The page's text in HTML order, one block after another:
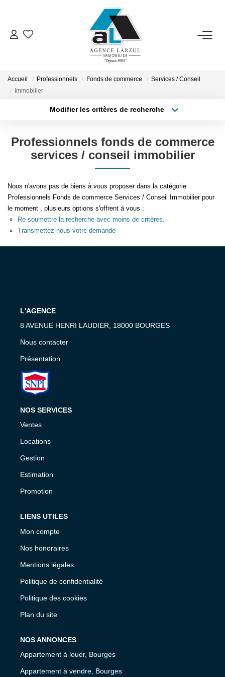
VENTES
LOCATIONS
GESTION
ESTIMATION
PROMOTION
NOTRE AGENCE
Présentation
Accueil Professionnels Fonds de commerce
Services / Conseil
Immobilier
Modifier les critères de recherche
Type de bien
Budget max Plus de critères
Professionnels fonds de commerce
services / conseil immobilier
Nous n'avons pas de biens à vous proposer dans la catégorie
Professionnels Fonds de commerce Services / Conseil Immobilier pour
le moment , plusieurs options s'offrent à vous :
Re-soumettre la recherche avec moins de critères.
Transmettez-nous votre demande
L'AGENCE
8 AVENUE HENRI LAUDIER, 18000 BOURGES
Nous contacter
Présentation
NOS SERVICES
Ventes
Locations
Gestion
Estimation
Promotion
LIENS UTILES
Mon compte
Nos honoraires
Mentions légales
Politique de confidentialité
Politique des cookies
Plan du site
NOS ANNONCES
Appartement à louer, Bourges
Appartement à vendre, Bourges